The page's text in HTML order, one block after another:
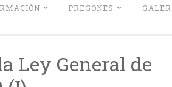
PREGONES
Ley General de